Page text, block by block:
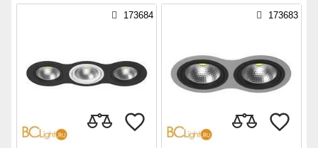
173684 173683